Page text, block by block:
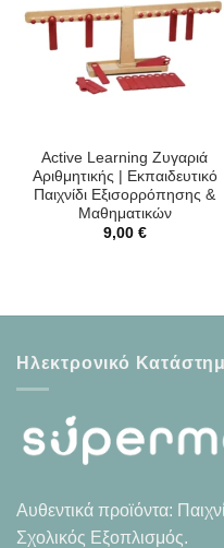
Active Learning Ζυγαριά
Αριθμητικής | Εκπαιδευτικό
Παιχνίδι Εξισορρόπησης &
Μαθηματικών
9,00 €
Ηλεκτρονικό
Αυθεντικά προϊόντα:
Σχολικός Εξοπλισμός.